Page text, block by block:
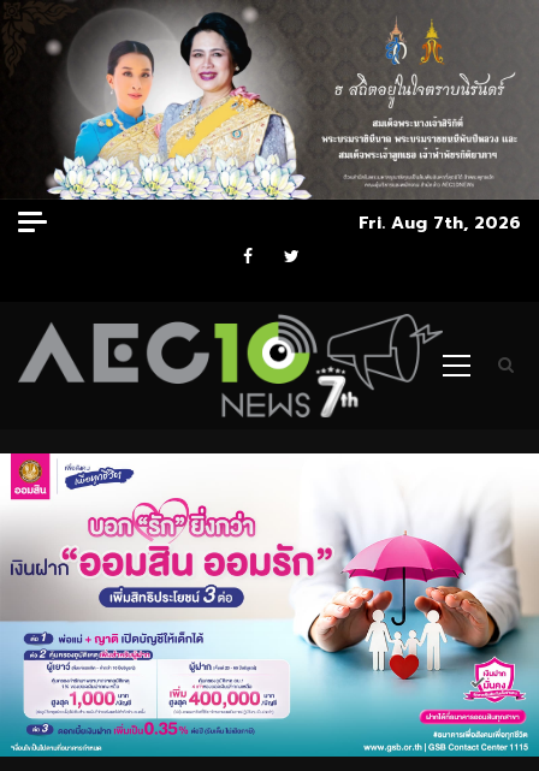
Skip
to
Fri. Aug 7th, 2026
Facebook
Twitter
Primary